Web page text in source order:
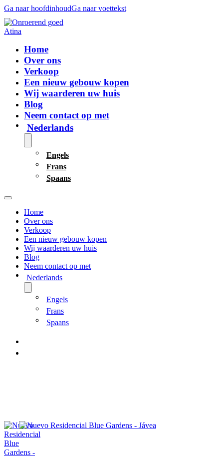
Ga naar hoofdinhoudGa naar voettekst
Home
Over ons
Verkoop
Een nieuw gebouw kopen
Wij waarderen uw huis
Blog
Neem contact op met
Nederlands
Engels
Frans
Spaans
Home
Over ons
Verkoop
Een nieuw gebouw kopen
Wij waarderen uw huis
Blog
Neem contact op met
Nederlands
Engels
Frans
Spaans